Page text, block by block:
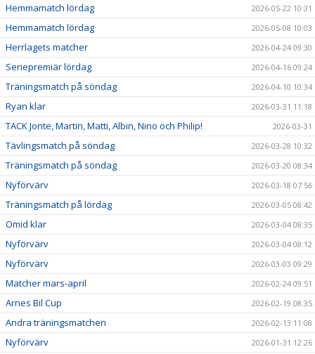
Hemmamatch lördag 2026-05-22 10:31
Hemmamatch lördag 2026-05-08 10:03
Herrlagets matcher 2026-04-24 09:30
Seriepremiär lördag 2026-04-16 09:24
Träningsmatch på söndag 2026-04-10 10:34
Ryan klar 2026-03-31 11:18
TACK Jonte, Martin, Matti, Albin, Nino och Philip! 2026-03-31
Tävlingsmatch på söndag 2026-03-28 10:32
Träningsmatch på söndag 2026-03-20 08:34
Nyförvärv 2026-03-18 07:56
Träningsmatch på lördag 2026-03-05 08:42
Omid klar 2026-03-04 08:35
Nyförvärv 2026-03-04 08:12
Nyförvärv 2026-03-03 09:29
Matcher mars-april 2026-02-24 09:51
Arnes Bil Cup 2026-02-19 08:35
Andra träningsmatchen 2026-02-13 11:08
Nyförvärv 2026-01-31 12:26